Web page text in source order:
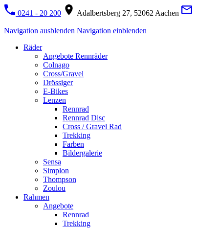
0241 - 20 200 Adalbertsberg 27, 52062 Aachen
Navigation ausblenden Navigation einblenden
Räder
Angebote Rennräder
Colnago
Cross/Gravel
Drössiger
E-Bikes
Lenzen
Rennrad
Rennrad Disc
Cross / Gravel Rad
Trekking
Farben
Bildergalerie
Sensa
Simplon
Thompson
Zoulou
Rahmen
Angebote
Rennrad
Trekking